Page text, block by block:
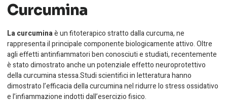
Curcumina
La curcuminaè un fitoterapico stratto dalla curcuma, ne
rappresenta il principale componente biologicamente attivo. Oltre
agli effetti antinfiammatori ben conosciuti e studiati, recentemente
è stato dimostrato anche un potenziale effetto neuroprotettivo
della curcumina stessa.Studi scientifici in letteratura hanno
dimostrato l’efficacia della curcumina nel ridurre lo stress ossidativo
e l’infiammazione indotti dall’esercizio fisico.